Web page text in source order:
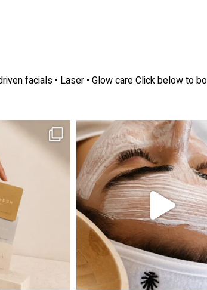
facials • Laser • Glow careClick below to
מועדון החברות שלנו סוף סוף נפתח. מהיום, אקנה הוא אחד